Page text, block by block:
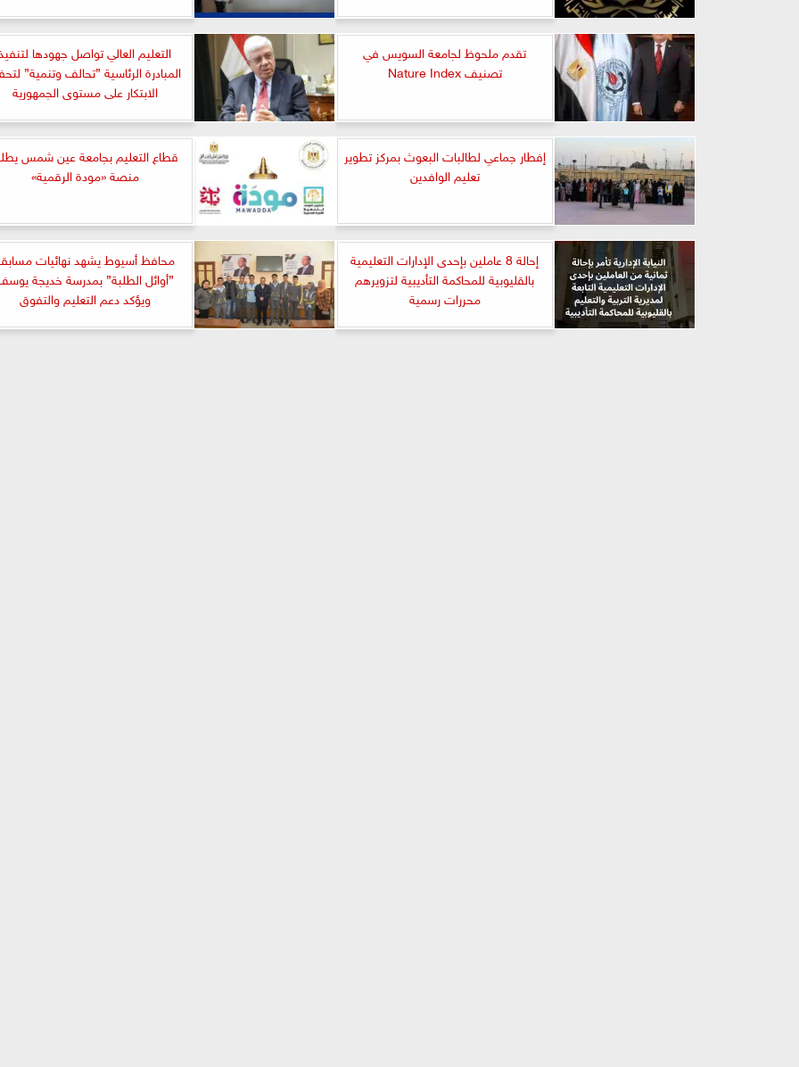
تقدم ملحوظ لجامعة السويس في
تصنيف Nature Index
التعليم العالي تواصل جهودها
المبادرة الرئاسية ”تحالف وتنمية”
الابتكار على مستوى الجمهورية
إفطار جماعي لطالبات البعوث بمركز تطوير
تعليم الوافدين
قطاع التعليم بجامعة عين شمس
منصة «مودة الرقمية»
إحالة 8 عاملين بإحدى الإدارات التعليمية
بالقليوبية للمحاكمة التأديبية لتزويرهم
محررات رسمية
محافظ أسيوط يشهد نهائيات
”أوائل الطلبة” بمدرسة خديجة
ويؤكد دعم التعليم والتفوق